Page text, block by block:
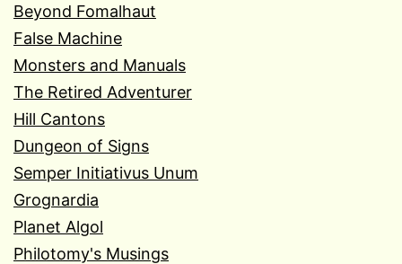
Beyond Fomalhaut
False Machine
Monsters and Manuals
The Retired Adventurer
Hill Cantons
Dungeon of Signs
Semper Initiativus Unum
Grognardia
Planet Algol
Philotomy's Musings